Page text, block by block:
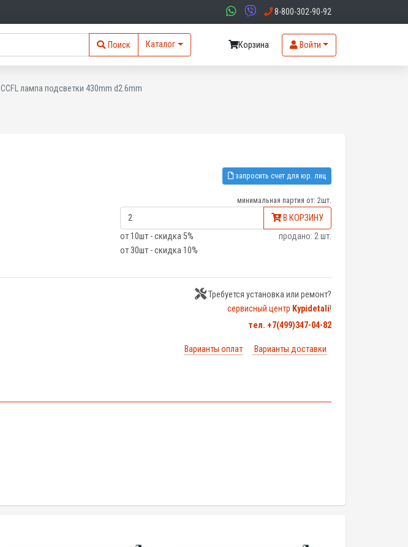
8-800-302-90-92
Поиск Каталог Корзина Войти
CCFL лампа подсветки 430mm d2.6mm
запросить счет для юр. лиц
минимальная партия от: 2шт.
В КОРЗИНУ
от 10шт - скидка 5%
от 30шт - скидка 10%
продано: 2 шт.
Требуется установка или ремонт?
сервисный центр Kypidetali!
тел. +7(499)347-04-82
Варианты оплат Варианты доставки